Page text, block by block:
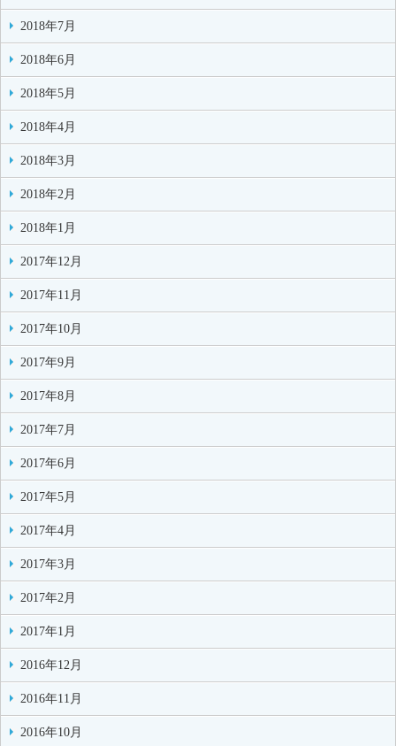
2018年7月
2018年6月
2018年5月
2018年4月
2018年3月
2018年2月
2018年1月
2017年12月
2017年11月
2017年10月
2017年9月
2017年8月
2017年7月
2017年6月
2017年5月
2017年4月
2017年3月
2017年2月
2017年1月
2016年12月
2016年11月
2016年10月